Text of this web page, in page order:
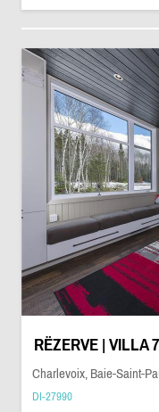
RËZERVE | VILLA
Charlevoix, Baie-Saint-
DI-27990